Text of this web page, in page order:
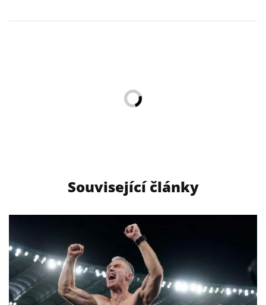
Související články